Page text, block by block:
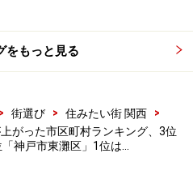
をもっと見る
> 街選び > 住みたい街 関西
>
がった市区町村ランキング、3位
「神戸市東灘区」1位は…